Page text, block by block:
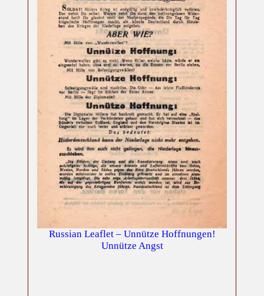
Russian Leaflet – Unnütze Hoffnungen!
Unnütze Angst